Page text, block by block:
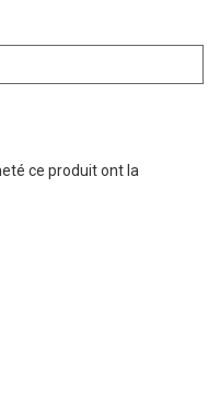
ce produit ont la